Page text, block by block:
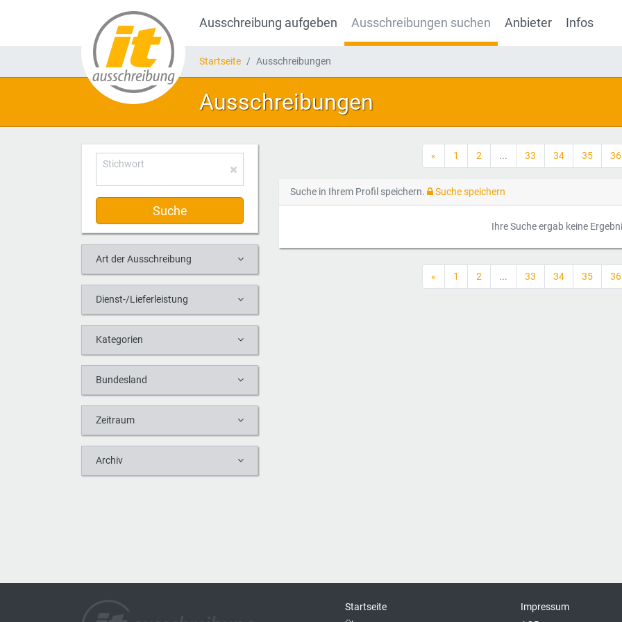
Ausschreibung aufgeben Ausschreibungen suchen Anbieter Infos
Startseite Ausschreibungen
Ausschreibungen
Stichwort
Suche
Art der Ausschreibung
Dienst-/Lieferleistung
Kategorien
Bundesland
Zeitraum
Archiv
« 1 2 ... 33 34 35 36
Suche in Ihrem Profil speichern. Suche speichern
Ihre Suche ergab keine
« 1 2 ... 33 34 35 36
Startseite
Impressum